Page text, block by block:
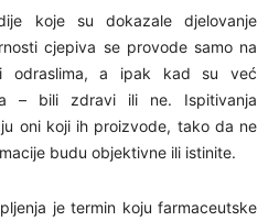
koje su dokazale djelovanje
cjepiva se provode samo na
odraslima, a ipak kad su već
– bili zdravi ili ne. Ispitivanja
oni koji ih proizvode, tako da ne
budu objektivne ili istinite.
je termin koju farmaceutske